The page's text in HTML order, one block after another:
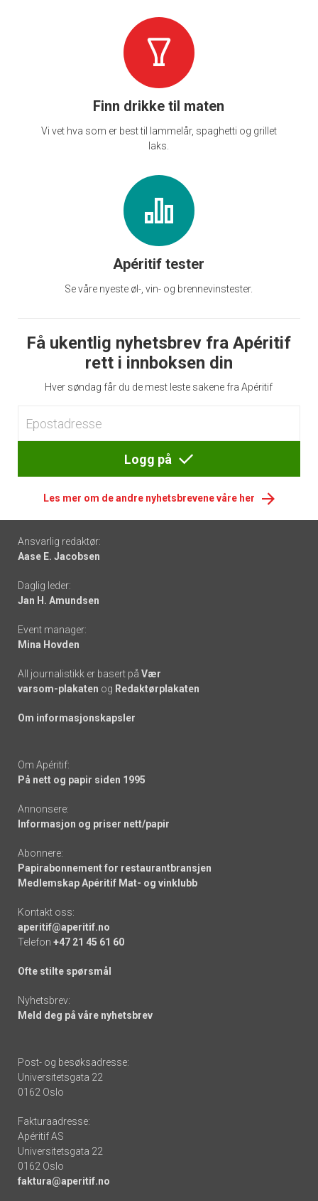
Finn drikke til maten
Vi vet hva som er best til lammelår, spaghetti og grillet
laks.
Apéritif tester
Se våre nyeste øl-, vin- og brennevinstester.
Få ukentlig nyhetsbrev fra Apéritif
rett i innboksen din
Hver søndag får du de mest leste sakene fra Apéritif
Logg på
Les mer om de andre nyhetsbrevene våre her
Footer
-
links
Ansvarlig redaktør:
Aase E. Jacobsen
Daglig leder:
Jan H. Amundsen
Event manager:
Mina Hovden
All journalistikk er basert på Vær
varsom-plakaten og Redaktørplakaten
Om informasjonskapsler
Om Apéritif:
På nett og papir siden 1995
Annonsere:
Informasjon og priser nett/papir
Abonnere:
Papirabonnement for restaurantbransjen
Medlemskap Apéritif Mat- og vinklubb
Kontakt oss:
aperitif@aperitif.no
Telefon +47 21 45 61 60
Ofte stilte spørsmål
Nyhetsbrev:
Meld deg på våre nyhetsbrev
Post- og besøksadresse:
Universitetsgata 22
0162 Oslo
Fakturaadresse:
Apéritif AS
Universitetsgata 22
0162 Oslo
faktura@aperitif.no